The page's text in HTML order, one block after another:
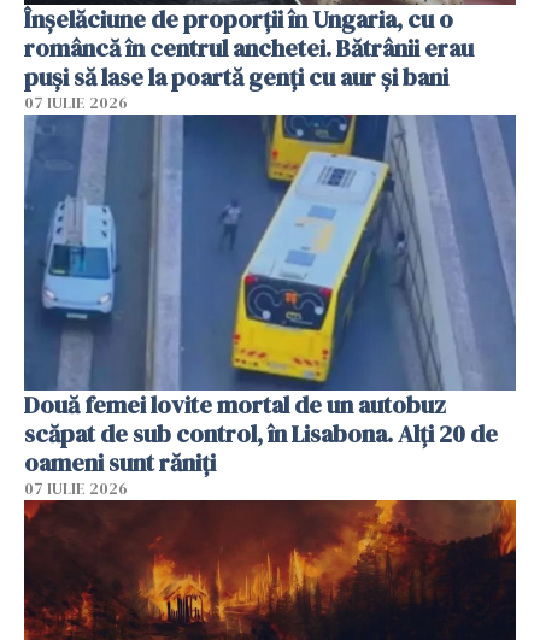
Înșelăciune de proporții în Ungaria, cu o
româncă în centrul anchetei. Bătrânii erau
puși să lase la poartă genți cu aur și bani
07 IULIE 2026
Două femei lovite mortal de un autobuz
scăpat de sub control, în Lisabona. Alți 20 de
oameni sunt răniți
07 IULIE 2026